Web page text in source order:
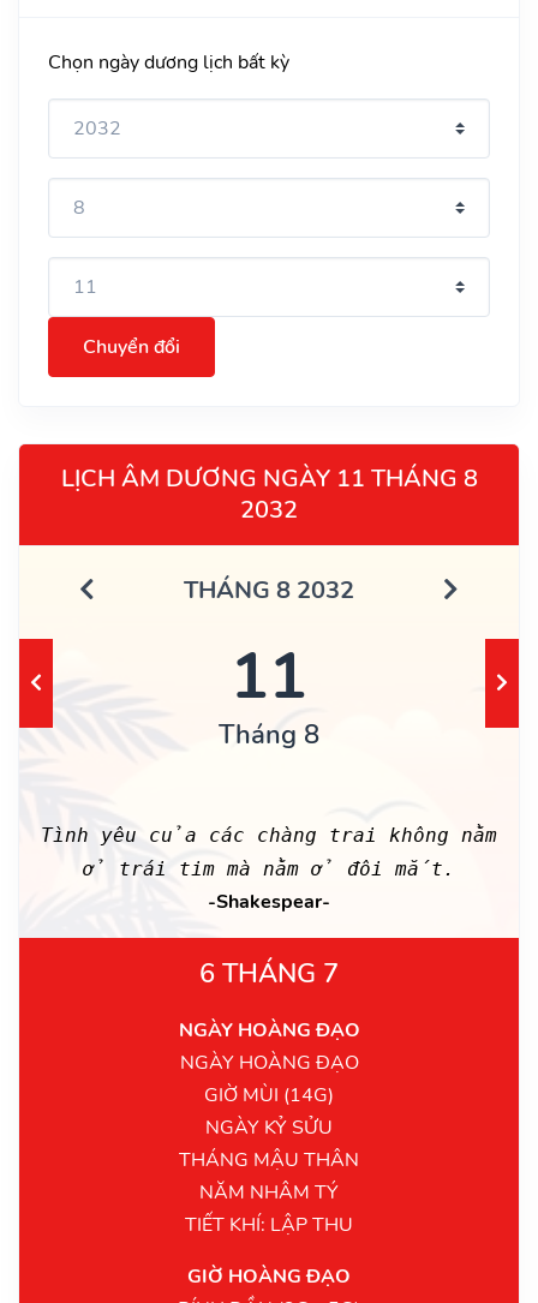
Chọn ngày dương lịch bất kỳ
Chuyển đổi
LỊCH ÂM DƯƠNG NGÀY 11 THÁNG 8
2032
THÁNG 8 2032
11
Tháng 8
Tình yêu của các chàng trai không nằm
ở trái tim mà nằm ở đôi mắt.
-Shakespear-
6 THÁNG 7
NGÀY HOÀNG ĐẠO
NGÀY HOÀNG ĐẠO
GIỜ MÙI (14G)
NGÀY KỶ SỬU
THÁNG MẬU THÂN
NĂM NHÂM TÝ
TIẾT KHÍ: LẬP THU
GIỜ HOÀNG ĐẠO